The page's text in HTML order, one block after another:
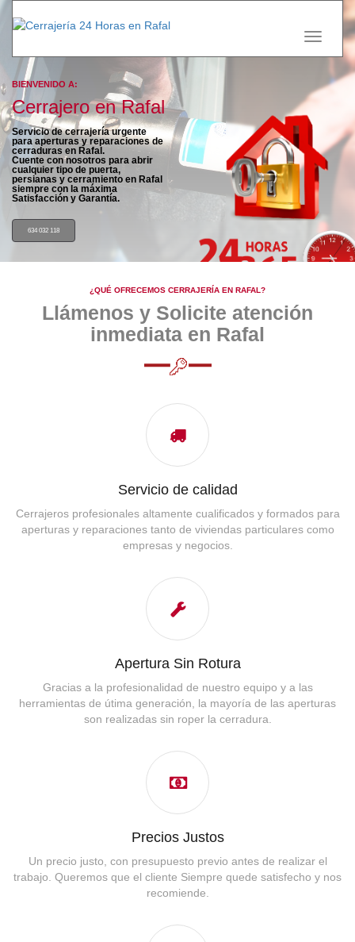
Toggle
BIENVENIDO A:
Cerrajero en Rafal
Servicio de cerrajería urgente
para aperturas y reparaciones de
cerraduras en Rafal .
Cuente con nosotros para abrir
cualquier tipo de puerta,
persianas y cerramiento en Rafal
siempre con la máxima
Satisfacción y Garantía.
634 032 118
¿QUÉ OFRECEMOS CERRAJERÍA EN RAFAL?
Llámenos y Solicite atención
inmediata en Rafal
Servicio de calidad
Cerrajeros profesionales altamente cualificados y formados para
aperturas y reparaciones tanto de viviendas particulares como
empresas y negocios.
Apertura Sin Rotura
Gracias a la profesionalidad de nuestro equipo y a las
herramientas de útima generación, la mayoría de las aperturas
son realizadas sin roper la cerradura.
Precios Justos
Un precio justo, con presupuesto previo antes de realizar el
trabajo. Queremos que el cliente Siempre quede satisfecho y nos
recomiende.